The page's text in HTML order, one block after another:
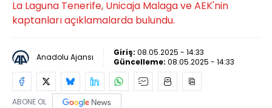
La Laguna Tenerife, Unicaja Malaga ve AEK'nin
kaptanları açıklamalarda bulundu.
Anadolu Ajansı Giriş: 08.05.2025 - 14:33
Güncelleme: 08.05.2025 - 14:33
ABONE OL